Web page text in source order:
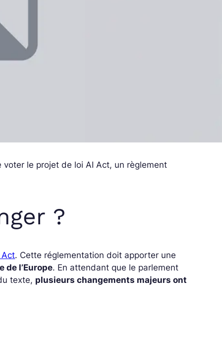
le projet de loi AI Act, un règlement
?
Act. Cette réglementation doit apporter une
de l’Europe. En attendant que le parlement
texte, plusieurs changements majeurs ont